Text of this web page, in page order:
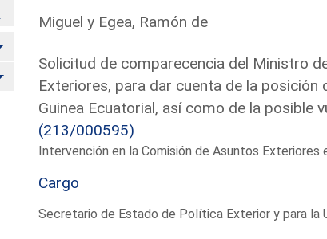
Alternar
Alternar
Miguel y Egea, Ramón de
Solicitud de comparecencia del Ministro
Exteriores, para dar cuenta de la
Guinea Ecuatorial, así como de la posible
(213/000595)
Intervención en la Comisión de Asuntos
Cargo
Secretario de Estado de Política Exterior y para la